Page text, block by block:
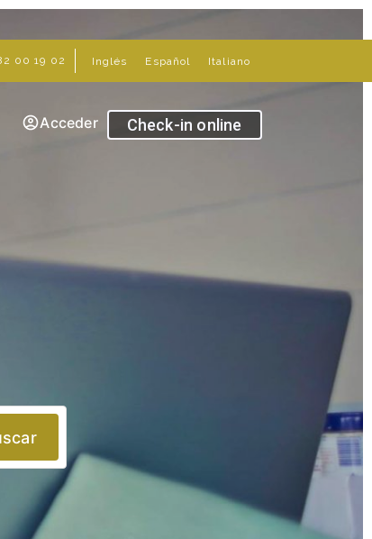
00 19 02 Inglés Español Italiano
Acceder Check-in online